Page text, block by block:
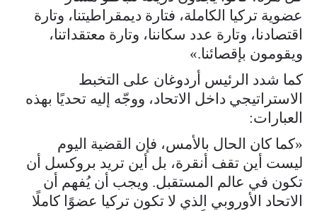
عضوية تركيا الكاملة، فتارة ديمقراطيتنا، وتارة
اقتصادنا، وتارة عدد سكاننا، وتارة معتقداتنا،
ويقومون بإقصائنا.»
كما شدد الرئيس أردوغان على التخبط
الاستراتيجي داخل الاتحاد، ووجّه إليه تحديًا بهذه
العبارات:
«كما كان الحال بالأمس، فإن القضية اليوم
ليست أين تقف أنقرة، بل أين تريد بروكسل أن
تكون في عالم المستقبل. ويجب أن يُفهم أن
الاتحاد الأوروبي الذي لا تكون تركيا عضوًا كاملًا